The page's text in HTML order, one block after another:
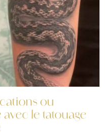
ou
le tatouage